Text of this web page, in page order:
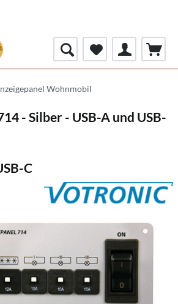
Wohnmobil
- Silber - USB-A und USB-
C